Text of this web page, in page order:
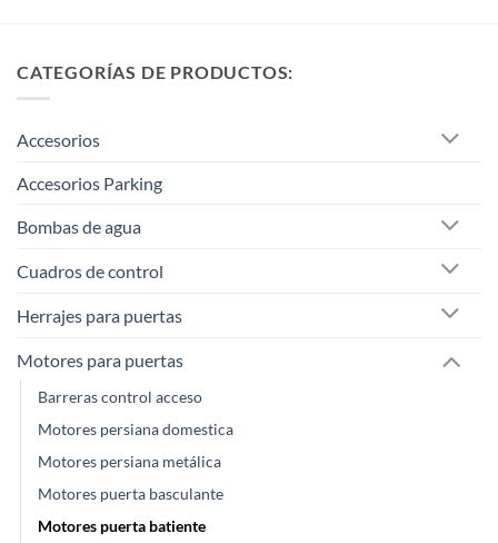
CATEGORÍAS DE PRODUCTOS:
Accesorios
Accesorios Parking
Bombas de agua
Cuadros de control
Herrajes para puertas
Motores para puertas
Barreras control acceso
Motores persiana domestica
Motores persiana metálica
Motores puerta basculante
Motores puerta batiente